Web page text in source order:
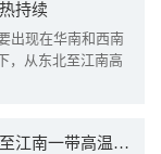
持续
出现在华南和西南
，从东北至江南高
四川陕西等地需警惕降雨叠加致灾 华北南部至江南一带高温频现